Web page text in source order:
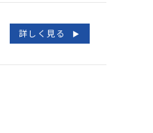
詳しく見る